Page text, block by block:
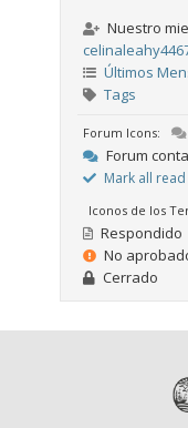
Nuestro
Últimos
Tags
Forum Icons:
Forum
Mark all read
Iconos de los
Respondido
No
Cerrado